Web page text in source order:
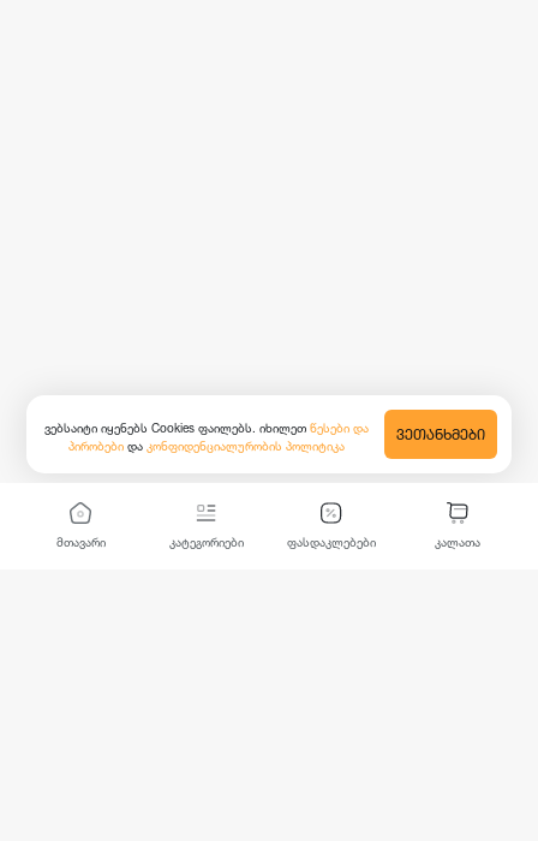
მთავარი კატეგორიები ფასდაკლებები კალათა
ვებსაიტი იყენებს Cookies ფაილებს. იხილეთ წესები და
პირობები და კონფიდენციალურობის პოლიტიკა
ᲕᲔᲗᲐᲜᲮᲛᲔᲑᲘ